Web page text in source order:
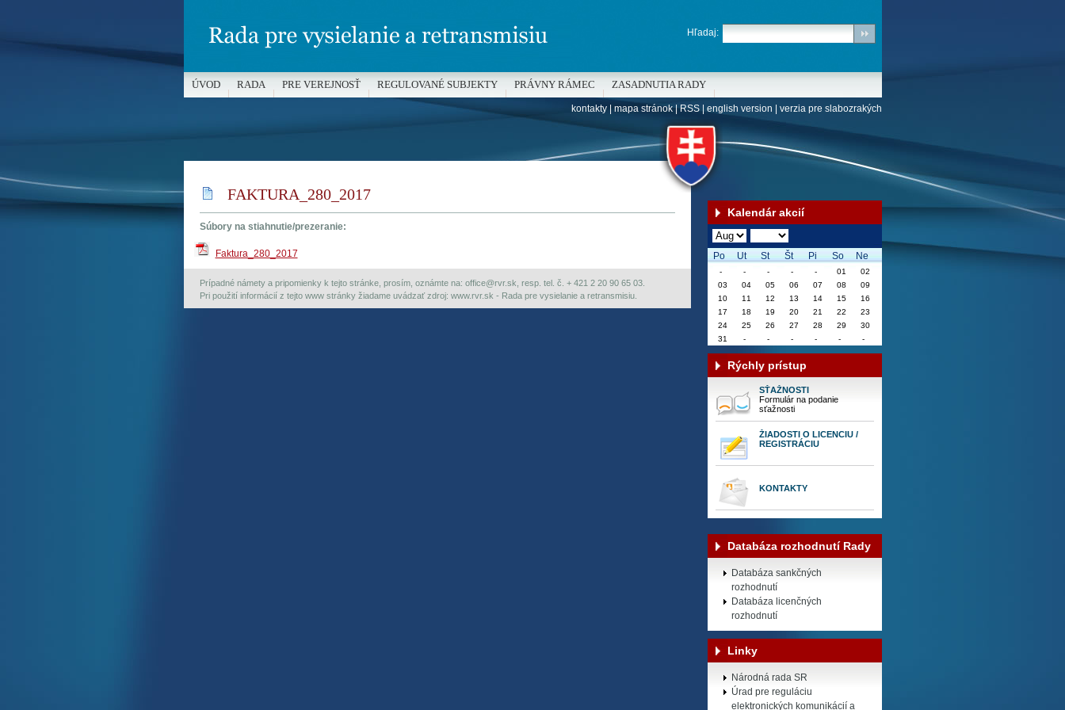
FAKTURA_280_2017
Súbory na stiahnutie/prezeranie:
Faktura_280_2017
Prípadné námety a pripomienky k tejto stránke, prosím, oznámte na: office@rvr.sk, resp. tel. č. + 421 2 20 90 65 03.
Pri použití informácií z tejto www stránky žiadame uvádzať zdroj: www.rvr.sk - Rada pre vysielanie a retransmisiu.
Kalendár akcií
Po Ut St Št Pi So Ne
Rýchly prístup
SŤAŽNOSTI
Formulár na podanie
sťažnosti
ŽIADOSTI O LICENCIU /
REGISTRÁCIU
KONTAKTY
Databáza rozhodnutí Rady
Databáza sankčných
rozhodnutí
Databáza licenčných
rozhodnutí
Linky
Národná rada SR
Úrad pre reguláciu
elektronických komunikácií a
Hľadaj:
ÚVOD RADA PRE VEREJNOSŤ REGULOVANÉ SUBJEKTY PRÁVNY RÁMEC ZASADNUTIA RADY
kontakty| mapa stránok|RSS| english version verzia pre slabozrakých